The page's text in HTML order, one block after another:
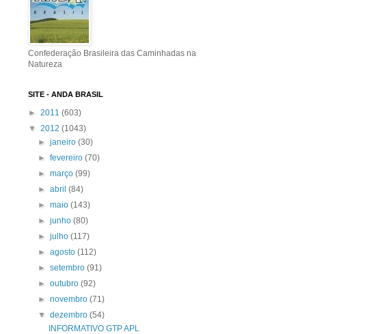
Confederação Brasileira das Caminhadas na
Natureza
SITE - ANDA BRASIL
► 2011 (603)
▼ 2012 (1043)
►janeiro(30)
►fevereiro(70)
►março(99)
►abril(84)
►maio(143)
►junho(80)
►julho(117)
►agosto(112)
►setembro(91)
►outubro(92)
►novembro(71)
▼dezembro(54)
INFORMATIVO GTP APL